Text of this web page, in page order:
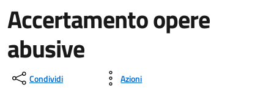
Accertamento opere
abusive
Condividi Azioni